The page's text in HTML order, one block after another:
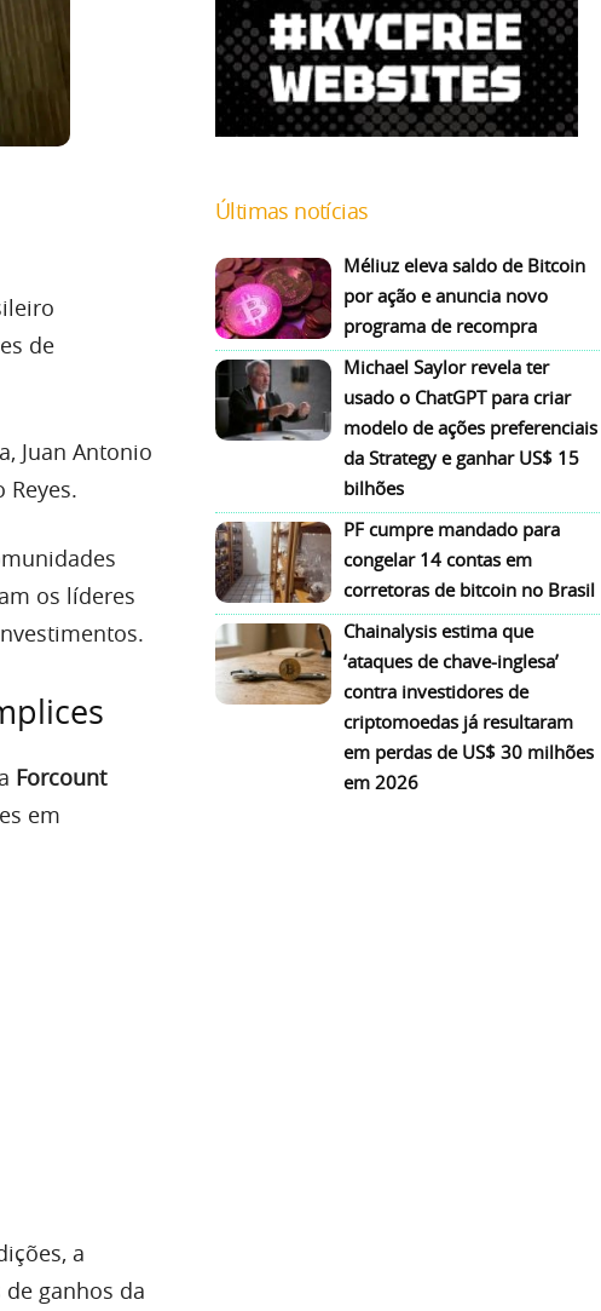
de
Juan Antonio
Reyes.
os líderes
Forcount
em
a
ganhos da
Últimas notícias
Méliuz eleva saldo de Bitcoin
por ação e anuncia novo
programa de recompra
Michael Saylor revela ter
usado o ChatGPT para criar
modelo de ações preferenciais
da Strategy e ganhar US$ 15
bilhões
PF cumpre mandado para
congelar 14 contas em
corretoras de bitcoin no Brasil
Chainalysis estima que
‘ataques de chave-inglesa’
contra investidores de
criptomoedas já resultaram
em perdas de US$ 30 milhões
em 2026